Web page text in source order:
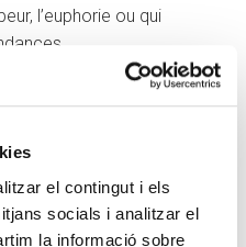
el contingut i els
socials i analitzar el
la informació sobre
l’euphorie ou qui
. On
en début d’année, ou
que les grandes.
technique suggère que